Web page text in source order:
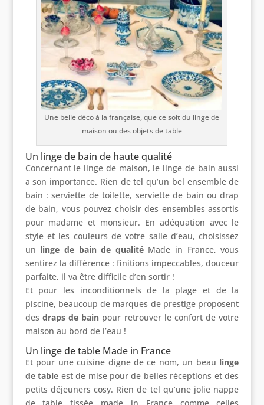
Une belle déco à la française, que ce soit du linge de
maison ou des objets de table
Un linge de bain de haute qualité
Concernant le linge de maison, le linge de bain aussi
a son importance. Rien de tel qu’un bel ensemble de
bain : serviette de toilette, serviette de bain ou drap
de bain, vous pouvez choisir des ensembles assortis
pour madame et monsieur. En adéquation avec le
style et les couleurs de votre salle d’eau, choisissez
un linge de bain de qualité Made in France, vous
sentirez la différence : finitions impeccables, douceur
parfaite, il va être difficile d’en sortir !
Et pour les inconditionnels de la plage et de la
piscine, beaucoup de marques de prestige proposent
des draps de bain pour retrouver le confort de votre
maison au bord de l’eau !
Un linge de table Made in France
Et pour une cuisine digne de ce nom, un beau linge
de table est de mise pour de belles réceptions et des
petits déjeuners cosy. Rien de tel qu’une jolie nappe